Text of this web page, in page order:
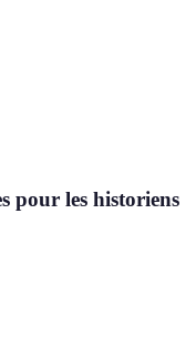
pour les historiens